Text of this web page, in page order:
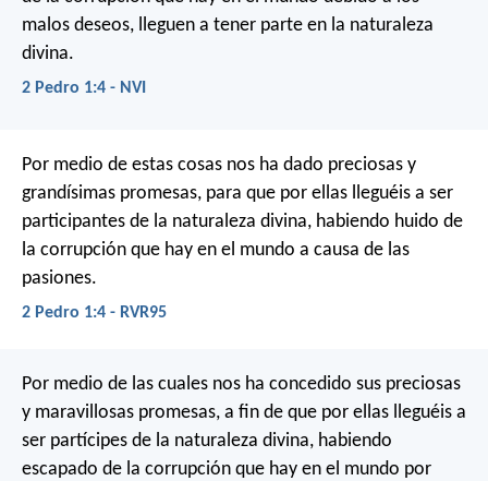
malos deseos, lleguen a tener parte en la naturaleza
divina.
2 Pedro 1:4 - NVI
Por medio de estas cosas nos ha dado preciosas y
grandísimas promesas, para que por ellas lleguéis a ser
participantes de la naturaleza divina, habiendo huido de
la corrupción que hay en el mundo a causa de las
pasiones.
2 Pedro 1:4 - RVR95
Por medio de las cuales nos ha concedido sus preciosas
y maravillosas promesas, a fin de que por ellas lleguéis a
ser partícipes de la naturaleza divina, habiendo
escapado de la corrupción que hay en el mundo por